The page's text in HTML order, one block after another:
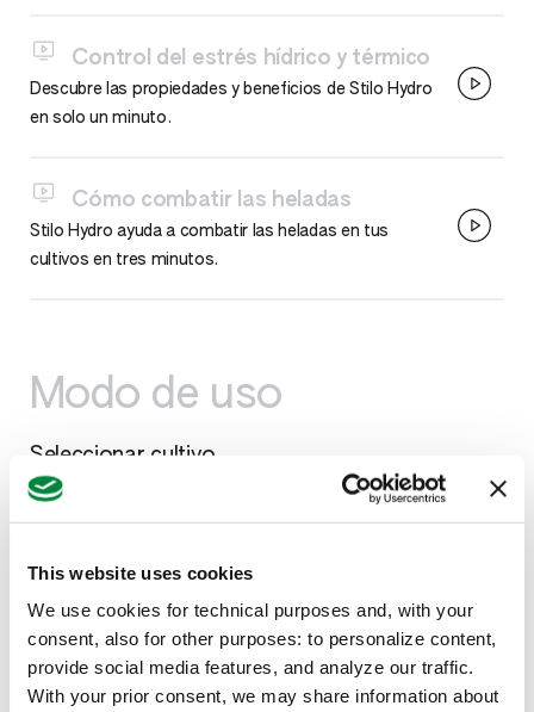
This website uses cookies
We use cookies for technical purposes and, with your
consent, also for other purposes: to personalize content,
provide social media features, and analyze our traffic.
With your prior consent, we may share information about
Control del estrés hídrico y térmico
Descubre las propiedades y beneficios de Stilo Hydro
en solo un minuto.
Cómo combatir las heladas
Stilo Hydro ayuda a combatir las heladas en tus
cultivos en tres minutos.
Modo de uso
Seleccionar cultivo
Seleccionar cultivo
Arándano
Seleccionar adversidad o
tratamiento;